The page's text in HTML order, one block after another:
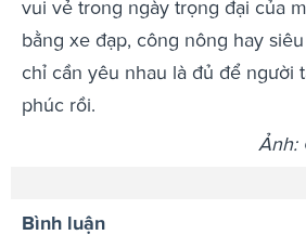
vui vẻ trong ngày trọng đại của
bằng xe đạp, công nông hay
chỉ cần yêu nhau là đủ để người
phúc rồi.
Ảnh:
Bình luận